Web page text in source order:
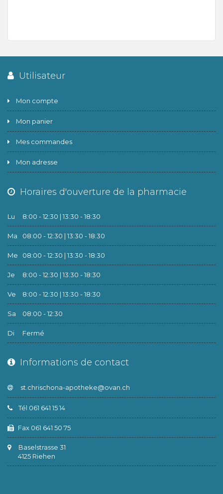
Utilisateur
Mon compte
Mon panier
Mes commandes
Mon adresse
Horaires d'ouverture de la pharmacie
Lu 8:00 - 12:30 | 13:30 - 18:30
Ma 08:00 - 12:30 | 13:30 - 18:30
Me 08:00 - 12:30 | 13:30 - 18:30
Je 8:00 - 12:30 | 13:30 - 18:30
Ve 8:00 - 12:30 | 13:30 - 18:30
Sa 08:00 - 12:30
Di Fermé
Informations de contact
Tél 061 641 15 14
Fax 061 641 50 75
Baselstrasse 31
4125 Riehen